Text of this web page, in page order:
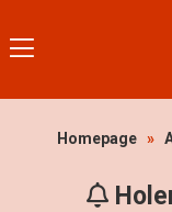
Homepage »